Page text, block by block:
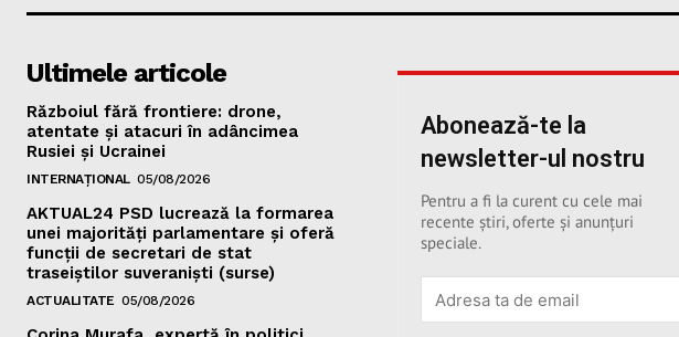
Ultimele articole
Războiul fără frontiere: drone,
atentate și atacuri în adâncimea
Rusiei și Ucrainei
INTERNAȚIONAL 05/08/2026
AKTUAL24 PSD lucrează la formarea
unei majorităţi parlamentare și oferă
funcții de secretari de stat
traseiștilor suveraniști (surse)
ACTUALITATE 05/08/2026
Abonează-te la
newsletter-ul nostru
Pentru a fi la curent cu cele mai
recente știri, oferte și anunțuri
speciale.